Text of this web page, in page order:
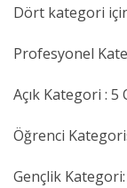
Dört kategori
Profesyonel
Açık Kategori : 5
Öğrenci
Gençlik